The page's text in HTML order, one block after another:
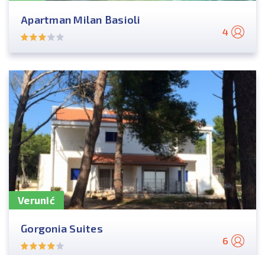
Apartman Milan Basioli
4
Verunić
Gorgonia Suites
6